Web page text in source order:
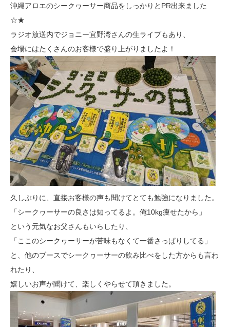
沖縄アロエのシークヮーサー商品をしっかりとPR出来ました
☆★
ラジオ放送内でジョニー宜野湾さんの生ライブもあり、
会場にはたくさんのお客様で盛り上がりましたよ！
久しぶりに、直接お客様の声も聞けてとても勉強になりました。
「シークヮーサーの良さは知ってるよ。俺10kg痩せたから」
という元気なお父さんもいらしたり、
「ここのシークヮーサーが苦味もなくて一番さっぱりしてる」
と、他のブースでシークヮーサーの飲み比べをした方からも言わ
れたり、
嬉しいお声が聞けて、楽しくやらせて頂きました。